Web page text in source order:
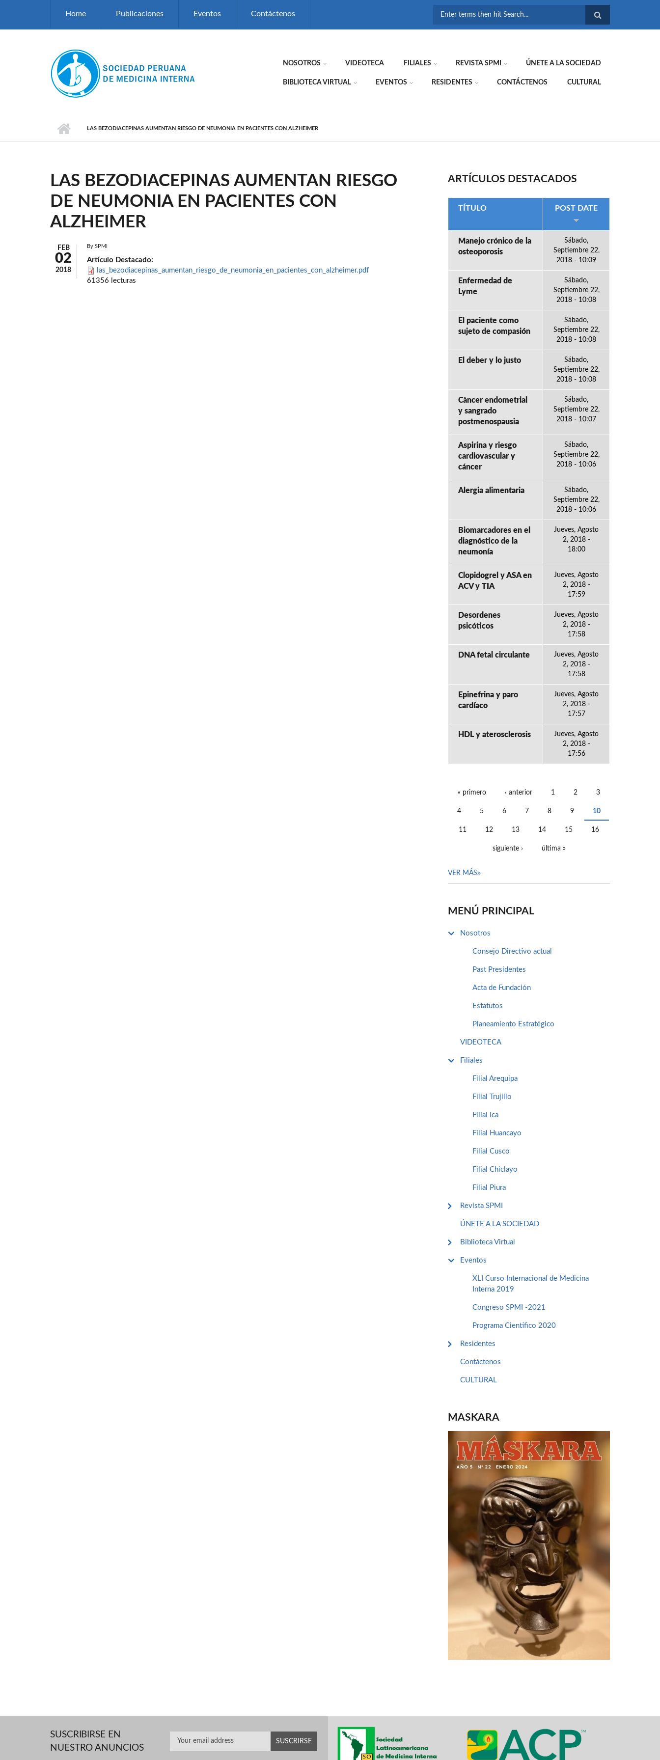
Home Publicaciones Eventos Contáctenos
NOSOTROS VIDEOTECA FILIALES REVISTA SPMI ÚNETE A LA SOCIEDAD
BIBLIOTECA VIRTUAL EVENTOS RESIDENTES CONTÁCTENOS CULTURAL
LAS BEZODIACEPINAS AUMENTAN RIESGO DE NEUMONIA EN PACIENTES CON ALZHEIMER
LAS BEZODIACEPINAS AUMENTAN RIESGO
DE NEUMONIA EN PACIENTES CON
ALZHEIMER
FEB
02
2018
By SPMI
Artículo Destacado:
las_bezodiacepinas_aumentan_riesgo_de_neumonia_en_pacientes_con_alzheimer.pdf
61356 lecturas
ARTÍCULOS DESTACADOS
TÍTULO POST DATE
Manejo crónico de la
osteoporosis
Sábado,
Septiembre 22,
2018 - 10:09
Enfermedad de
Lyme
Sábado,
Septiembre 22,
2018 - 10:08
El paciente como
sujeto de compasión
Sábado,
Septiembre 22,
2018 - 10:08
El deber y lo justo
Sábado,
Septiembre 22,
2018 - 10:08
Càncer endometrial
y sangrado
postmenospausia
Sábado,
Septiembre 22,
2018 - 10:07
Aspirina y riesgo
cardiovascular y
cáncer
Sábado,
Septiembre 22,
2018 - 10:06
Alergia alimentaria
Sábado,
Septiembre 22,
2018 - 10:06
Biomarcadores en el
diagnóstico de la
neumonía
Jueves, Agosto
2, 2018 -
18:00
Clopidogrel y ASA en
ACV y TIA
Jueves, Agosto
2, 2018 -
17:59
Desordenes
psicóticos
Jueves, Agosto
2, 2018 -
17:58
DNA fetal circulante
Jueves, Agosto
2, 2018 -
17:58
Epinefrina y paro
cardíaco
Jueves, Agosto
2, 2018 -
17:57
HDL y aterosclerosis
Jueves, Agosto
2, 2018 -
17:56
« primero ‹ anterior 1 2 3
4 5 6 7 8 9 10
11 12 13 14 15 16
siguiente › última »
VER MÁS
MENÚ PRINCIPAL
Nosotros
Consejo Directivo actual
Past Presidentes
Acta de Fundación
Estatutos
Planeamiento Estratégico
VIDEOTECA
Filiales
Filial Arequipa
Filial Trujillo
Filial Ica
Filial Huancayo
Filial Cusco
Filial Chiclayo
Filial Piura
Revista SPMI
ÚNETE A LA SOCIEDAD
Biblioteca Virtual
Eventos
XLI Curso Internacional de Medicina
Interna 2019
Congreso SPMI -2021
Programa Cientifico 2020
Residentes
Contáctenos
CULTURAL
MASKARA
SUSCRIBIRSE EN
NUESTRO ANUNCIOS